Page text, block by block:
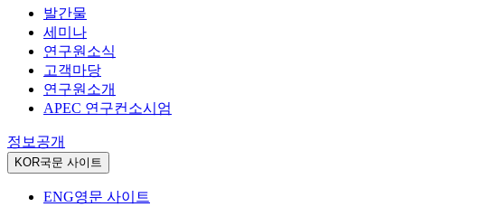
발간물
세미나
연구원소식
고객마당
연구원소개
APEC 연구컨소시엄
정보공개
KOR국문 사이트
ENG영문 사이트